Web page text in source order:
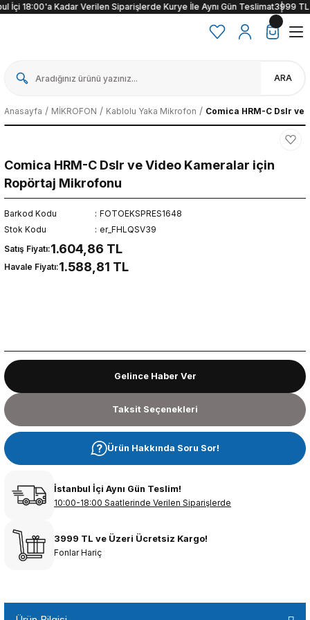
İçi 18:00'a Kadar Verilen Siparişlerde Kurye İle Aynı Gün Teslimat3999 TL
ARA
Anasayfa MİKROFON Kablolu Yaka Mikrofon Comica HRM-C Dslr
Comica HRM-C Dslr ve Video Kameralar için
Ropörtaj Mikrofonu
Barkod Kodu
FOTOEKSPRES1648
Stok Kodu
er_FHLQSV39
Satış Fiyatı:1.604,86 TL
Havale Fiyatı:1.588,81 TL
Gelince Haber Ver
Taksit Seçenekleri
Ürün Hakkında Soru Sor!
İstanbul İçi Aynı Gün Teslim!
10:00-18:00 Saatlerinde Verilen Siparişlerde
3999 TL ve Üzeri Ücretsiz Kargo!
Fonlar Hariç